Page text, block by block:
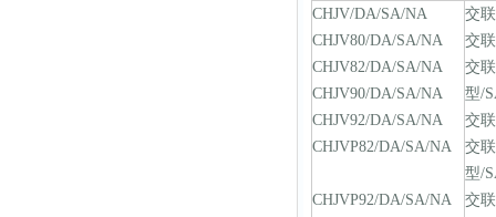
CHJV/DA/SA/NA
CHJV80/DA/SA/NA
CHJV82/DA/SA/NA
CHJV90/DA/SA/NA
CHJV92/DA/SA/NA
CHJVP82/DA/SA/NA
CHJVP92/DA/SA/NA
交
交
交
型/
交
交
型/
交